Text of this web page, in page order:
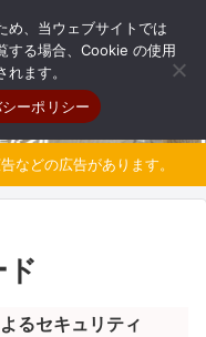
ンを持とう
などの広告があります。
るセキュリティ
め、当ウェブサイトでは
する場合、Cookie の使用
ます。
ーポリシー